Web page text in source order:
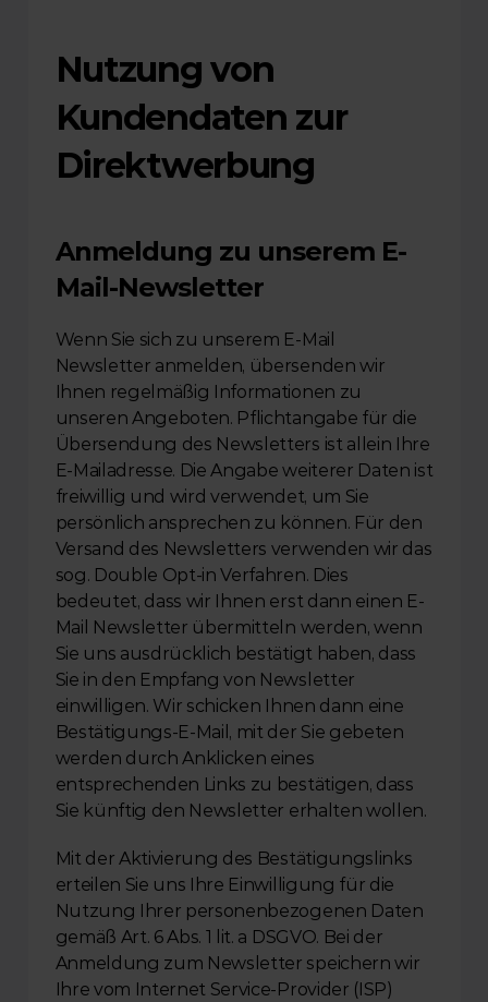
Nutzung von
Kundendaten zur
Direktwerbung
Anmeldung zu unserem E-
Mail-Newsletter
Wenn Sie sich zu unserem E-Mail
Newsletter anmelden, übersenden wir
Ihnen regelmäßig Informationen zu
unseren Angeboten. Pflichtangabe für die
Übersendung des Newsletters ist allein Ihre
E-Mailadresse. Die Angabe weiterer Daten ist
freiwillig und wird verwendet, um Sie
persönlich ansprechen zu können. Für den
Versand des Newsletters verwenden wir das
sog. Double Opt-in Verfahren. Dies
bedeutet, dass wir Ihnen erst dann einen E-
Mail Newsletter übermitteln werden, wenn
Sie uns ausdrücklich bestätigt haben, dass
Sie in den Empfang von Newsletter
einwilligen. Wir schicken Ihnen dann eine
Bestätigungs-E-Mail, mit der Sie gebeten
werden durch Anklicken eines
entsprechenden Links zu bestätigen, dass
Sie künftig den Newsletter erhalten wollen.
Mit der Aktivierung des Bestätigungslinks
erteilen Sie uns Ihre Einwilligung für die
Nutzung Ihrer personenbezogenen Daten
gemäß Art. 6 Abs. 1 lit. a DSGVO. Bei der
Anmeldung zum Newsletter speichern wir
Ihre vom Internet Service-Provider (ISP)